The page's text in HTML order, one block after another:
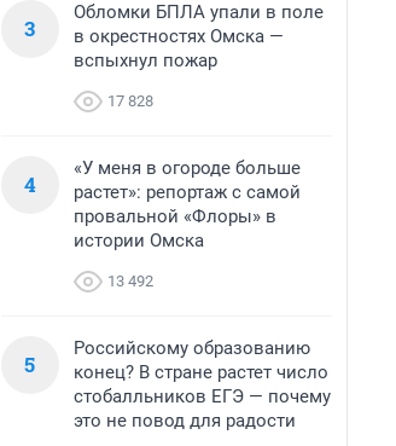
3
Обломки БПЛА упали в поле
в окрестностях Омска —
вспыхнул пожар
17 828
4
«У меня в огороде больше
растет»: репортаж с самой
провальной «Флоры» в
истории Омска
13 492
5
Российскому образованию
конец? В стране растет число
стобалльников ЕГЭ — почему
это не повод для радости